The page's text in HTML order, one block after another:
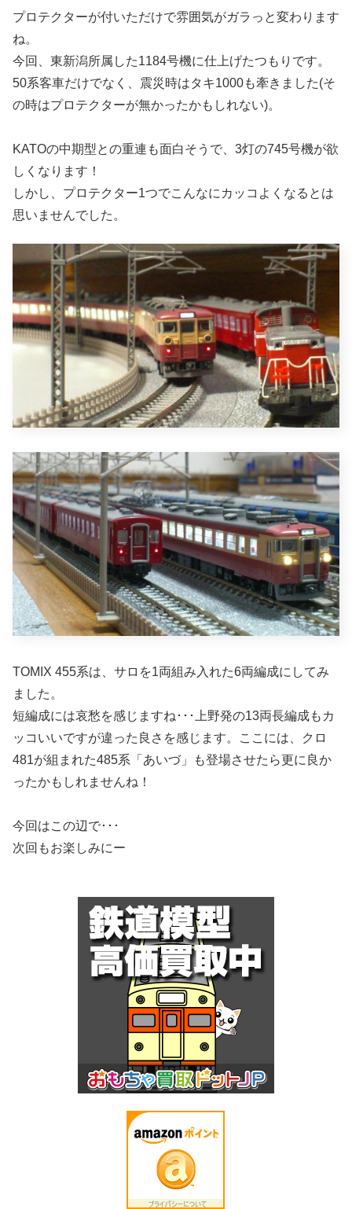
プロテクターが付いただけで雰囲気がガラっと変わります
ね。
今回、東新潟所属した1184号機に仕上げたつもりです。
50系客車だけでなく、震災時はタキ1000も牽きました(そ
の時はプロテクターが無かったかもしれない)。
KATOの中期型との重連も面白そうで、3灯の745号機が欲
しくなります！
しかし、プロテクター1つでこんなにカッコよくなるとは
思いませんでした。
TOMIX 455系は、サロを1両組み入れた6両編成にしてみ
ました。
短編成には哀愁を感じますね･･･上野発の13両長編成もカ
ッコいいですが違った良さを感じます。ここには、クロ
481が組まれた485系「あいづ」も登場させたら更に良か
ったかもしれませんね！
今回はこの辺で･･･
次回もお楽しみにー